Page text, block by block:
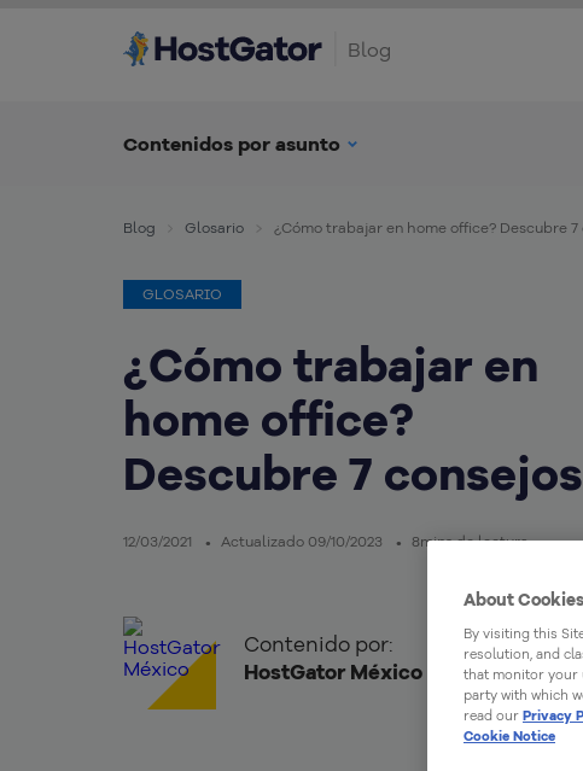
Blog
Contenidos por asunto
Blog Glosario ¿Cómo trabajar en home office? Descubre 7
GLOSARIO
¿Cómo trabajar en
home office?
Descubre 7 consejos
12/03/2021 Actualizado 09/10/2023 8mins de lectura
Contenido por:
HostGator México
About Cookies
By visiting this
resolution, and
that monitor your
party with which
read our Privacy
Cookie Notice